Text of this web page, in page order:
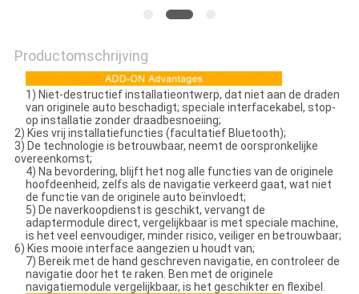
Productomschrijving
1) Niet-destructief installatieontwerp, dat niet aan de draden
van originele auto beschadigt; speciale interfacekabel, stop-
op installatie zonder draadbesnoeiing;
2) Kies vrij installatiefuncties (facultatief Bluetooth);
3) De technologie is betrouwbaar, neemt de oorspronkelijke
overeenkomst;
4) Na bevordering, blijft het nog alle functies van de originele
hoofdeenheid, zelfs als de navigatie verkeerd gaat, wat niet
de functie van de originele auto beïnvloedt;
5) De naverkoopdienst is geschikt, vervangt de
adaptermodule direct, vergelijkbaar is met speciale machine,
is het veel eenvoudiger, minder risico, veiliger en betrouwbaar;
6) Kies mooie interface aangezien u houdt van;
7) Bereik met de hand geschreven navigatie, en controleer de
navigatie door het te raken. Ben met de originele
navigatiemodule vergelijkbaar, is het geschikter en flexibel.